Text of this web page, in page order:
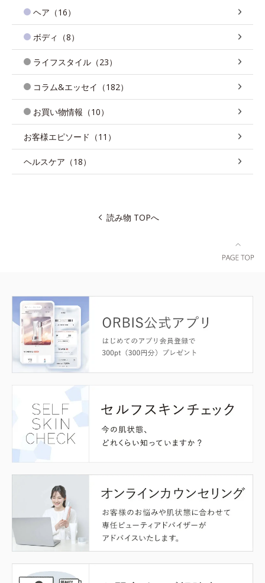
ヘア（16）
ボディ（8）
ライフスタイル（23）
コラム&エッセイ（182）
お買い物情報（10）
お客様エピソード（11）
ヘルスケア（18）
読み物 TOPへ